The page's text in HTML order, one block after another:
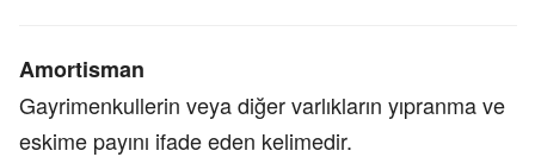
Amortisman
Gayrimenkullerin veya diğer varlıkların yıpranma ve
eskime payını ifade eden kelimedir.